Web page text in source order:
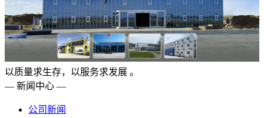
以质量求生存，以服务求发展 。
— 新闻中心 —
公司新闻